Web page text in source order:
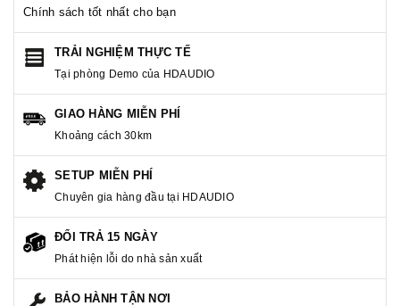
Chính sách tốt nhất cho bạn
TRẢI NGHIỆM THỰC TẾ
Tại phòng Demo của HDAUDIO
GIAO HÀNG MIỄN PHÍ
Khoảng cách 30km
SETUP MIỄN PHÍ
Chuyên gia hàng đầu tại HDAUDIO
ĐỔI TRẢ 15 NGÀY
Phát hiện lỗi do nhà sản xuất
BẢO HÀNH TẬN NƠI